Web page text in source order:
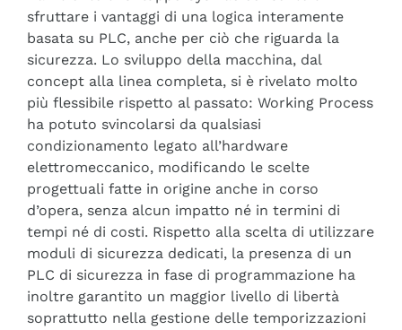
sfruttare i vantaggi di una logica interamente
basata su PLC, anche per ciò che riguarda la
sicurezza. Lo sviluppo della macchina, dal
concept alla linea completa, si è rivelato molto
più flessibile rispetto al passato: Working Process
ha potuto svincolarsi da qualsiasi
condizionamento legato all’hardware
elettromeccanico, modificando le scelte
progettuali fatte in origine anche in corso
d’opera, senza alcun impatto né in termini di
tempi né di costi. Rispetto alla scelta di utilizzare
moduli di sicurezza dedicati, la presenza di un
PLC di sicurezza in fase di programmazione ha
inoltre garantito un maggior livello di libertà
soprattutto nella gestione delle temporizzazioni